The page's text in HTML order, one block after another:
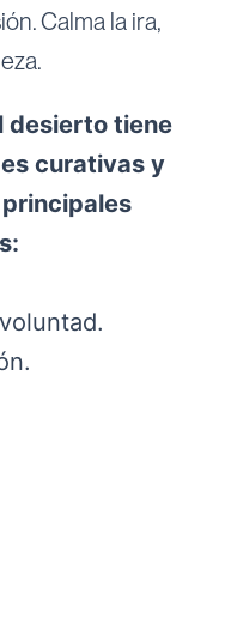
Calma la ira,
desierto tiene
curativas y